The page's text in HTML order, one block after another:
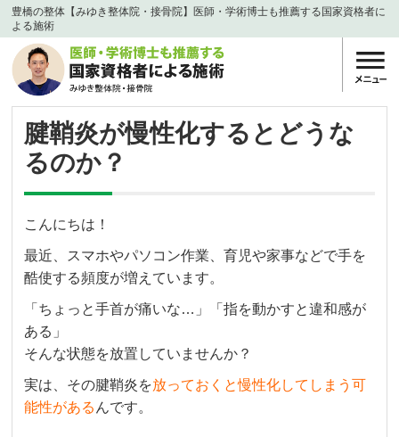
豊橋の整体【みゆき整体院・接骨院】医師・学術博士も推薦する国家資格者に
よる施術
腱鞘炎が慢性化するとどうな
るのか？
こんにちは！
最近、スマホやパソコン作業、育児や家事などで手を
酷使する頻度が増えています。
「ちょっと手首が痛いな…」「指を動かすと違和感が
ある」
そんな状態を放置していませんか？
実は、その腱鞘炎を放っておくと慢性化してしまう可
能性があるんです。